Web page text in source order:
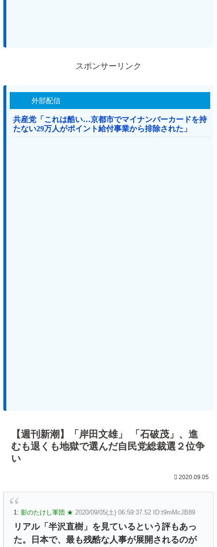
スポンサーリンク
外部配信
共産党「これは酷い…京都市でマイナンバーカードを持
たない29万人がポイント給付事業から排除された」
【週刊新潮】「岸田文雄」 「石破茂」、進
むも退くも地獄で選んだ自民党総裁選２位争
い
2020.09.05
1: 影のたけし軍団 ★ 2020/09/05(土) 06:59:37.52 ID:t9mMcJB89
リアル「半沢直樹」を見ているという評もあっ
た。日本で、最も残酷な人事が展開されるのが